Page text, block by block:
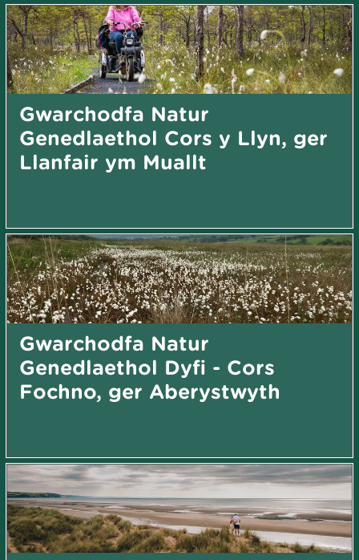
Gwarchodfa Natur
Genedlaethol Cors y Llyn, ger
Llanfair ym Muallt
Gwarchodfa Natur
Genedlaethol Dyfi - Cors
Fochno, ger Aberystwyth